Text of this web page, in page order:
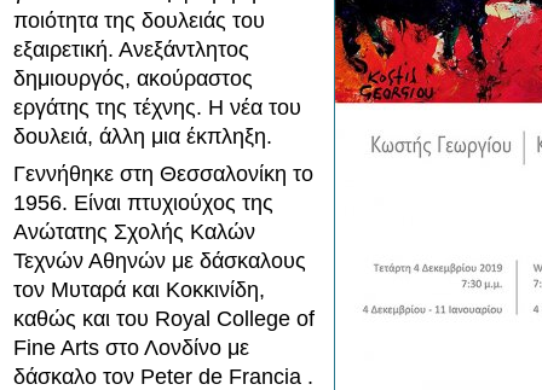
ποιότητα της δουλειάς του
εξαιρετική. Ανεξάντλητος
δημιουργός, ακούραστος
εργάτης της τέχνης. Η νέα του
δουλειά, άλλη μια έκπληξη.
Γεννήθηκε στη Θεσσαλονίκη το
1956. Είναι πτυχιούχος της
Ανώτατης Σχολής Καλών
Τεχνών Αθηνών με δάσκαλους
τον Μυταρά και Κοκκινίδη,
καθώς και του Royal College of
Fine Arts στο Λονδίνο με
δάσκαλο τον Peter de Francia .